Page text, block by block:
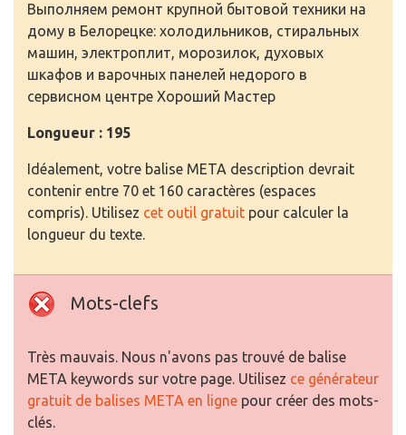
Выполняем ремонт крупной бытовой техники на
дому в Белорецке: холодильников, стиральных
машин, электроплит, морозилок, духовых
шкафов и варочных панелей недорого в
сервисном центре Хороший Мастер
Longueur : 195
Idéalement, votre balise META description devrait
contenir entre 70 et 160 caractères (espaces
compris). Utilisez cet outil gratuit pour calculer la
longueur du texte.
Mots-clefs
Très mauvais. Nous n'avons pas trouvé de balise
META keywords sur votre page. Utilisez ce générateur
gratuit de balises META en ligne pour créer des mots-
clés.